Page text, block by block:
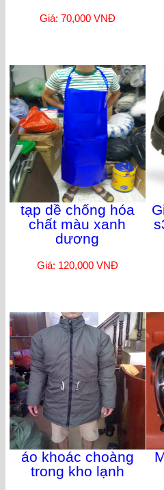
Giá: 70,000 VNĐ
tạp dề chống hóa
chất màu xanh
dương
Giá: 120,000 VNĐ
áo khoác choàng
trong kho lạnh